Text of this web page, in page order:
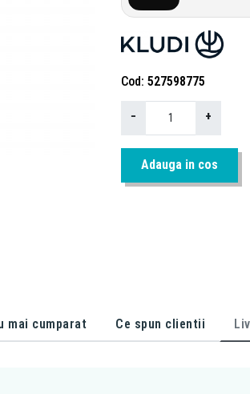
Cod 527598775
− +
Adauga in cos
mai cumparat Ce spun clientii